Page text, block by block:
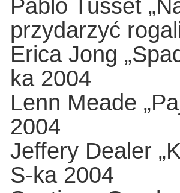
Pablo Tusset
przydarzyć
Erica Jong
ka 2004
Lenn Meade
2004
Jeffery Dealer
S-ka 2004